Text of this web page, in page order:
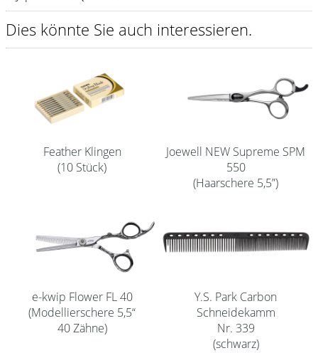
Joewell
Aromase Salon-Pro
Equipment
Aktuelle Informationen
Produktwissen Scheren
Kataloge
Dies könnte Sie auch interessieren.
Feather Klingen
(10 Stück)
Joewell NEW Supreme SPM
550
(Haarschere 5,5”)
e-kwip Flower FL 40
(Modellierschere 5,5“
40 Zähne)
Y.S. Park Carbon
Schneidekamm
Nr. 339
(schwarz)